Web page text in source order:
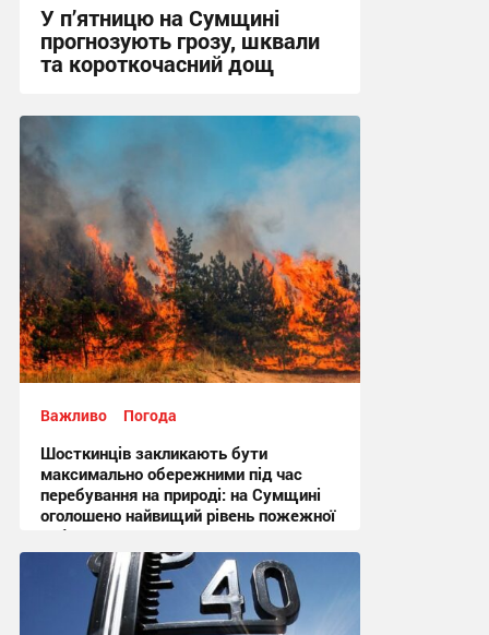
У п’ятницю на Сумщині
прогнозують грозу, шквали
та короткочасний дощ
15:36, 6.08.2026
Важливо Погода
Шосткинців закликають бути
максимально обережними під час
перебування на природі: на Сумщині
оголошено найвищий рівень пожежної
небезпеки
10:27, 6.08.2026